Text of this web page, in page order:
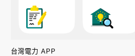
台灣電力 APP